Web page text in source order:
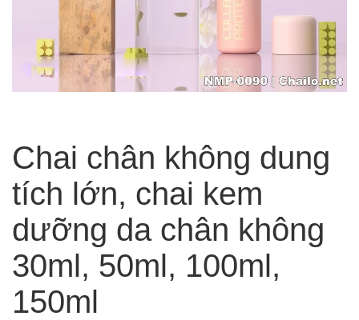
Chai chân không dung
tích lớn, chai kem
dưỡng da chân không
30ml, 50ml, 100ml,
150ml